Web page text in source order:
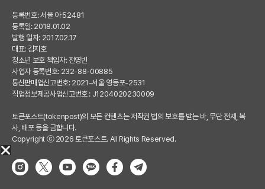
등록번호: 서울 아 52481
등록일: 2018.01.02
발행 일자: 2017.02.17
대표: 김지호
청소년 보호 책임자: 전영빈
사업자 등록번호: 232-88-00885
통신판매업신고번호: 2021-서울 영등포-2531
직업정보제공사업신고번호 : J1204020230009
토큰포스트(tokenpost)의 모든 컨텐츠는 저작권 법의 보호를 받는 바, 무단 전재, 복
사, 배포 등을 금합니다.
Copyright ⓒ 2026 토큰포스트. All Rights Reserved.